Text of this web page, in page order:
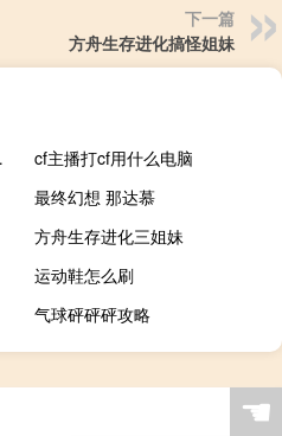
下一篇
方舟生存进化搞怪姐妹
么样
cf主播打cf用什么电脑
最终幻想 那达慕
方舟生存进化三姐妹
运动鞋怎么刷
气球砰砰砰攻略
☚